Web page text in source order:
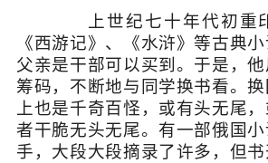
上世纪七十年代初重印
《西游记》、《水浒》等古典
父亲是干部可以买到。于是，
筹码，不断地与同学换书看。
上也是千奇百怪，或有头无尾
者干脆无头无尾。有一部俄国
手，大段大段摘录了许多，但